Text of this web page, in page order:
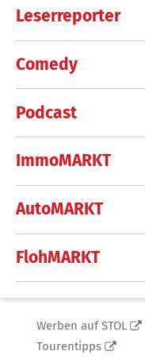
Leserreporter
Comedy
Podcast
ImmoMARKT
AutoMARKT
FlohMARKT
Werben auf STOL
Tourentipps